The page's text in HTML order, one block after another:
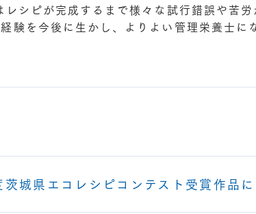
レシピが完成するまで様々な試行錯誤や苦労
験を今後に生かし、よりよい管理栄養士に
城県エコレシピコンテスト受賞作品